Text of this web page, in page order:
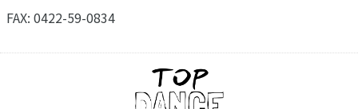
FAX: 0422-59-0834